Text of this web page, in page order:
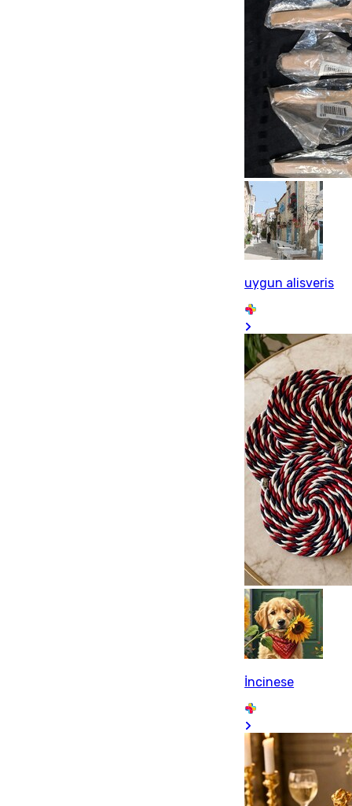
uygun alisveris
İncinese